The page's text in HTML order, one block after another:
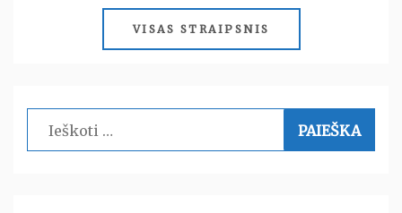
VISAS STRAIPSNIS
Ieškoti: